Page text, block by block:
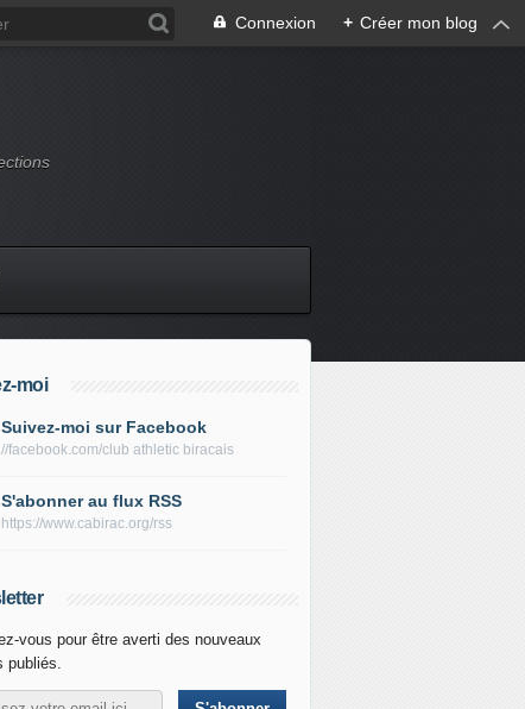
Connexion + Créer mon blog
moi
Suivez-moi sur Facebook
//facebook.com/club athletic biracais
S'abonner au flux RSS
https://www.cabirac.org/rss
vous pour être averti des nouveaux
publiés.